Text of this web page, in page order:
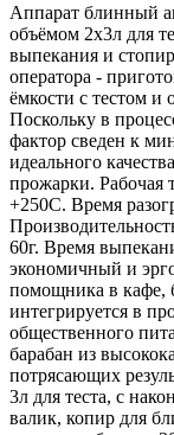
Аппарат блинный
объёмом 2х3л для
выпекания и
оператора -
ёмкости с тестом и
Поскольку в
фактор сведен к
идеального
прожарки. Рабочая
+250С. Время
60г. Время
экономичный и
помощника в кафе,
интегрируется в
общественного
барабан из
потрясающих
3л для теста, с
валик, копир для